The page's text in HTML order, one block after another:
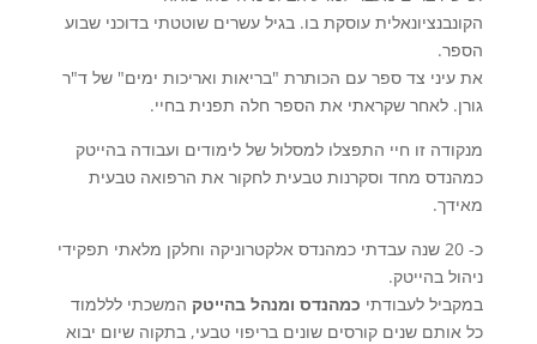
הקונבנציונאלית עוסקת בו. בגיל עשרים שוטטתי בדוכני שבוע
הספר.
את עיני צד ספר עם הכותרת "בריאות ואריכות ימים" של ד"ר
גורן. לאחר שקראתי את הספר חלה תפנית בחיי.
מנקודה זו חיי התפצלו למסלול של לימודים ועבודה בהייטק
כמהנדס מחד וסקרנות טבעית לחקור את הרפואה טבעית
מאידך.
כ- 20 שנה עבדתי כמהנדס אלקטרוניקה וחלקן מלאתי תפקידי
ניהול בהייטק.
במקביל לעבודתי כמהנדס ומנהל בהייטקהמשכתי לללמוד
כל אותם שנים קורסים שונים בריפוי טבעי, בתקוה שיום יבוא